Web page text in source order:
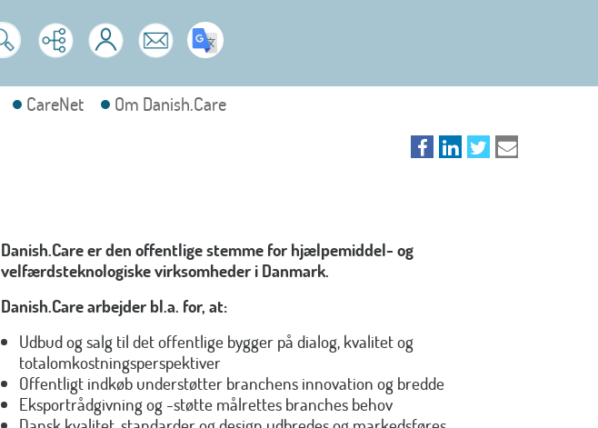
CareNet Om Danish.Care
Danish.Care er den offentlige stemme for hjælpemiddel- og
velfærdsteknologiske virksomheder i Danmark.
Danish.Care arbejder bl.a. for, at:
Udbud og salg til det offentlige bygger på dialog, kvalitet og
totalomkostningsperspektiver
Offentligt indkøb understøtter branchens innovation og bredde
Eksportrådgivning og -støtte målrettes branches behov